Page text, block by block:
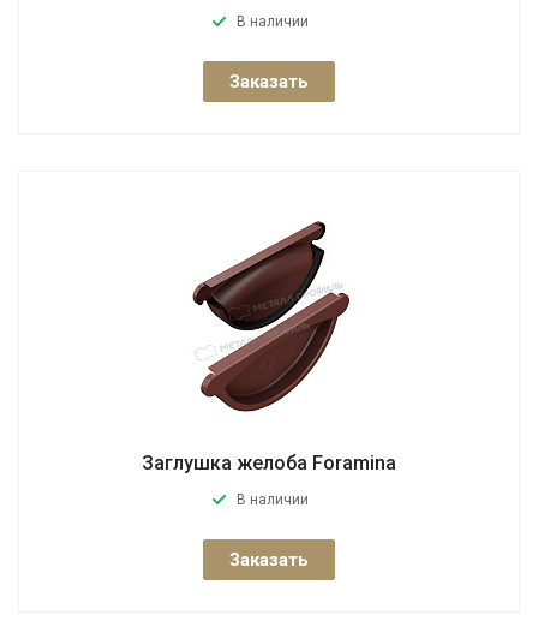
В наличии
Заказать
Заглушка желоба Foramina
В наличии
Заказать